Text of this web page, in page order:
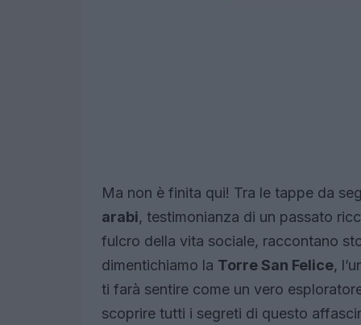
Ma non è finita qui! Tra le tappe da
arabi, testimonianza di un passato
fulcro della vita sociale, raccontano
dimentichiamo la Torre San Felice,
ti farà sentire come un vero
scoprire tutti i segreti di questo